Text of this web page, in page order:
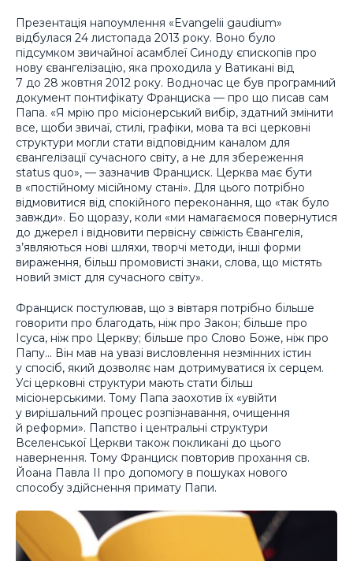
Презентація напоумлення «Evangelii gaudium»
відбулася 24 листопада 2013 року. Воно було
підсумком звичайної асамблеї Синоду єпископів про
нову євангелізацію, яка проходила у Ватикані від
7 до 28 жовтня 2012 року. Водночас це був програмний
документ понтифікату Франциска — про що писав сам
Папа. «Я мрію про місіонерський вибір, здатний змінити
все, щоби звичаї, стилі, графіки, мова та всі церковні
структури могли стати відповідним каналом для
євангелізації сучасного світу, а не для збереження
status quo», — зазначив Франциск. Церква має бути
в «постійному місійному стані». Для цього потрібно
відмовитися від спокійного переконання, що «так було
завжди». Бо щоразу, коли «ми намагаємося повернутися
до джерел і відновити первісну свіжість Євангелія,
з’являються нові шляхи, творчі методи, інші форми
вираження, більш промовисті знаки, слова, що містять
новий зміст для сучасного світу».
Франциск постулював, що з вівтаря потрібно більше
говорити про благодать, ніж про Закон; більше про
Ісуса, ніж про Церкву; більше про Слово Боже, ніж про
Папу… Він мав на увазі висловлення незмінних істин
у спосіб, який дозволяє нам дотримуватися їх серцем.
Усі церковні структури мають стати більш
місіонерськими. Тому Папа заохотив їх «увійти
у вирішальний процес розпізнавання, очищення
й реформи». Папство і центральні структури
Вселенської Церкви також покликані до цього
навернення. Тому Франциск повторив прохання св.
Йоана Павла ІІ про допомогу в пошуках нового
способу здійснення примату Папи.